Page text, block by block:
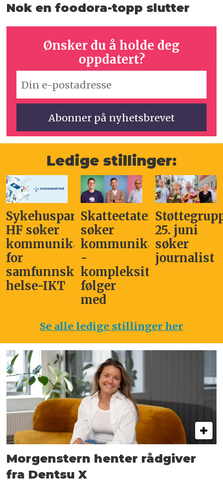
Nok en foodora-topp slutter
Ønsker du å holde deg
oppdatert?
Ledige stillinger:
Sykehuspartner
HF søker
kommunikasjonssjef
for
samfunnskritisk
helse-IKT
Skatteetaten
søker
kommunikasjonsleder
-
kompleksitet
følger
med
25. juni
søker
journalist
Se alle ledige stillinger her
Morgenstern henter rådgiver
fra Dentsu X